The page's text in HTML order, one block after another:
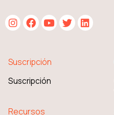
Suscripción
Suscripción
Recursos